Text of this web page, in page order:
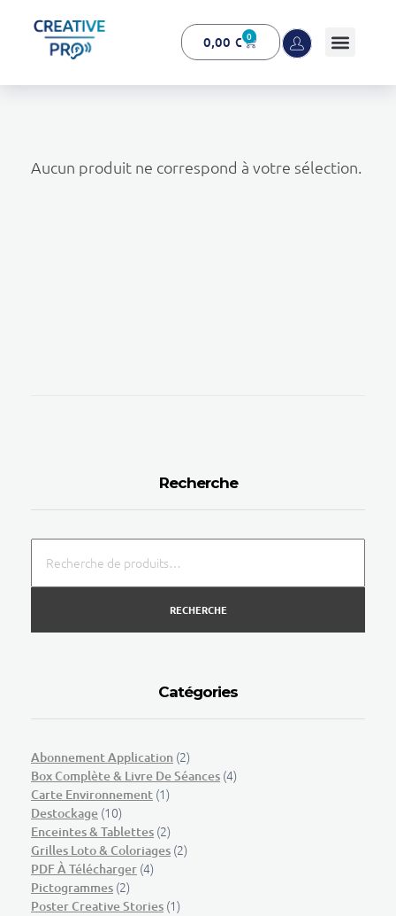
0,00 € 0
Aucun produit ne correspond à votre sélection.
Recherche
RECHERCHE
Catégories
Abonnement Application (2)
Box Complète & Livre De Séances (4)
Carte Environnement (1)
Destockage (10)
Enceintes & Tablettes (2)
Grilles Loto & Coloriages (2)
PDF À Télécharger (4)
Pictogrammes (2)
Poster Creative Stories (1)